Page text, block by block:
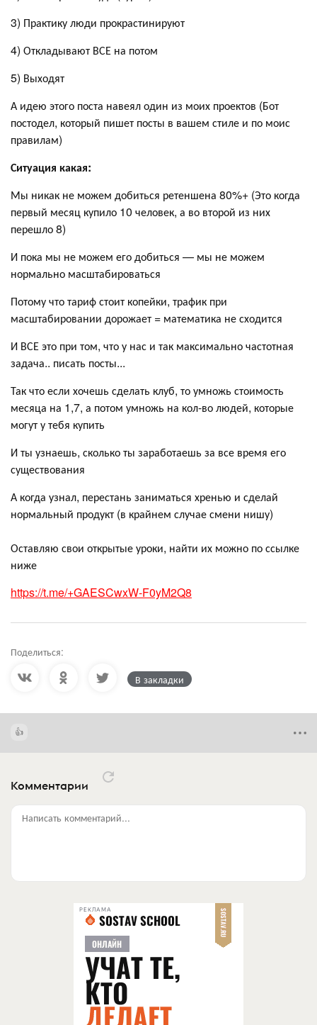
3) Практику люди прокрастинируют
4) Откладывают ВСЕ на потом
5) Выходят
А идею этого поста навеял один из моих проектов (Бот
постодел, который пишет посты в вашем стиле и по моис
правилам)
Ситуация какая:
Мы никак не можем добиться ретеншена 80%+ (Это когда
первый месяц купило 10 человек, а во второй из них
перешло 8)
И пока мы не можем его добиться — мы не можем
нормально масштабироваться
Потому что тариф стоит копейки, трафик при
масштабировании дорожает = математика не сходится
И ВСЕ это при том, что у нас и так максимально частотная
задача.. писать посты...
Так что если хочешь сделать клуб, то умножь стоимость
месяца на 1,7, а потом умножь на кол-во людей, которые
могут у тебя купить
И ты узнаешь, сколько ты заработаешь за все время его
существования
А когда узнал, перестань заниматься хренью и сделай
нормальный продукт (в крайнем случае смени нишу)
Оставляю свои открытые уроки, найти их можно по ссылке
ниже
https://t.me/+GAESCwxW-F0yM2Q8
Поделиться:
В закладки
Комментарии
Написать комментарий...
РЕКЛАМА